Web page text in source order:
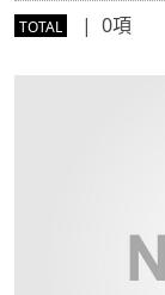
TOTAL | 0項